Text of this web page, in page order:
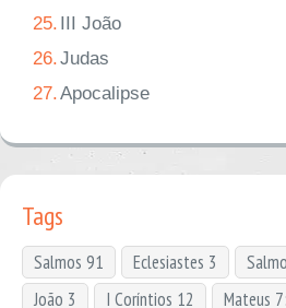
25. III João
26.Judas
27.Apocalipse
Tags
Salmos 91 Eclesiastes 3
João 3
I Coríntios 12 Mateus